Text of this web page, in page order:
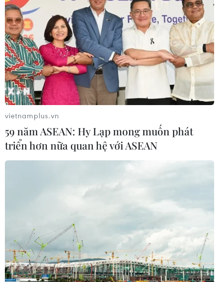
Hà Nội quyết liệt xử lý các "điểm
nghẽn" úng ngập, môi trường đô thị
07/08/2026 06:51
Kiểm soát rác thải từ nguồn - Giải
pháp bảo vệ kênh rạch TP Hồ Chí
Minh trong mùa mưa
07/08/2026 04:47
Miền Bắc giảm mưa từ đêm
nay, cuối tuần chuyển nắng nóng
vực vịnh Bắc Bộ
07/08/2026 03:54
vietnamplus.vn
59 năm ASEAN: Hy Lạp mong muốn phát
triển hơn nữa quan hệ với ASEAN